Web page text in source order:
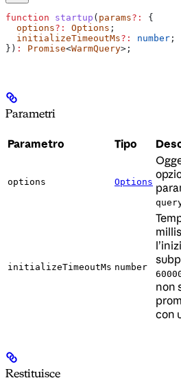
function startup ( params?:
{
  options
?: Options ;
  initializeTimeoutMs
?: number ;
}) : Promise<WarmQuery>;
Parametri
Parametro Tipo
options Options
initializeTimeoutMs number
non
con
Restituisce